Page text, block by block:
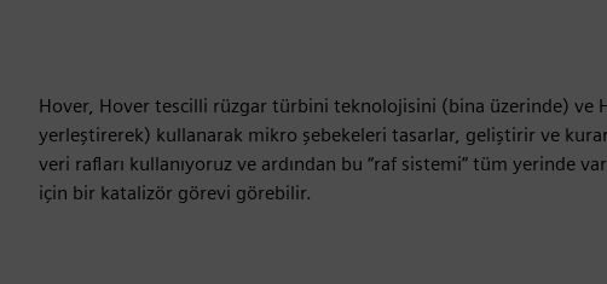
Hover, Hover tescilli rüzgar türbini teknolojisini (bina üzerinde) ve
yerleştirerek) kullanarak mikro şebekeleri tasarlar, geliştirir ve
veri rafları kullanıyoruz ve ardından bu “raf sistemi” tüm yerinde
için bir katalizör görevi görebilir.